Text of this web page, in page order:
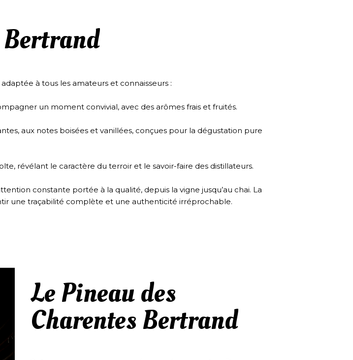
Bertrand
à tous les amateurs et connaisseurs :
un moment convivial, avec des arômes frais et fruités.
aux notes boisées et vanillées, conçues pour la dégustation pure
révélant le caractère du terroir et le savoir-faire des distillateurs.
constante portée à la qualité, depuis la vigne jusqu’au chai. La
une traçabilité complète et une authenticité irréprochable.
Le Pineau des
Charentes Bertrand